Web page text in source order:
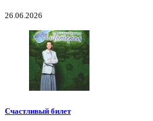
26.06.2026
Счастливый билет